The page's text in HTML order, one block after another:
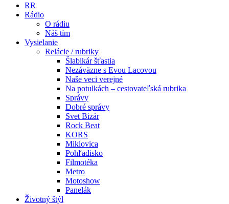
RR
Rádio
O rádiu
Náš tím
Vysielanie
Relácie / rubriky
Šlabikár šťastia
Nezáväzne s Evou Lacovou
Naše veci verejné
Na potulkách – cestovateľská rubrika
Správy
Dobré správy
Svet Bizár
Rock Beat
KORS
Miklovica
Pohľadisko
Filmotéka
Metro
Motoshow
Panelák
Životný štýl